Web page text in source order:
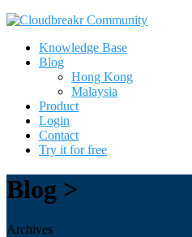
Knowledge Base
Blog
Hong Kong
Malaysia
Product
Login
Contact
Try it for free
Blog >
Archives